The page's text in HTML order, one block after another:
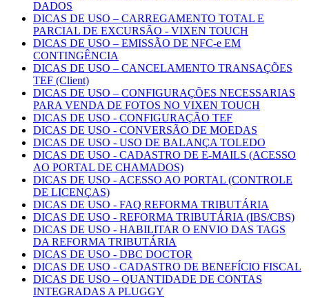
DADOS
DICAS DE USO – CARREGAMENTO TOTAL E
PARCIAL DE EXCURSÃO - VIXEN TOUCH
DICAS DE USO – EMISSÃO DE NFC-e EM
CONTINGÊNCIA
DICAS DE USO – CANCELAMENTO TRANSAÇÕES
TEF (Client)
DICAS DE USO – CONFIGURAÇÕES NECESSARIAS
PARA VENDA DE FOTOS NO VIXEN TOUCH
DICAS DE USO - CONFIGURAÇÃO TEF
DICAS DE USO - CONVERSÃO DE MOEDAS
DICAS DE USO - USO DE BALANÇA TOLEDO
DICAS DE USO - CADASTRO DE E-MAILS (ACESSO
AO PORTAL DE CHAMADOS)
DICAS DE USO - ACESSO AO PORTAL (CONTROLE
DE LICENÇAS)
DICAS DE USO - FAQ REFORMA TRIBUTÁRIA
DICAS DE USO - REFORMA TRIBUTÁRIA (IBS/CBS)
DICAS DE USO - HABILITAR O ENVIO DAS TAGS
DA REFORMA TRIBUTÁRIA
DICAS DE USO - DBC DOCTOR
DICAS DE USO - CADASTRO DE BENEFÍCIO FISCAL
DICAS DE USO – QUANTIDADE DE CONTAS
INTEGRADAS A PLUGGY